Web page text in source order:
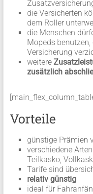
die Versicherten
dem Roller
die Menschen
Mopeds
Versicherung
weitere
zusätzlich
Vorteile
günstige Prämien
verschiedene
Teilkasko,
Tarife sind
relativ günstig
ideal für